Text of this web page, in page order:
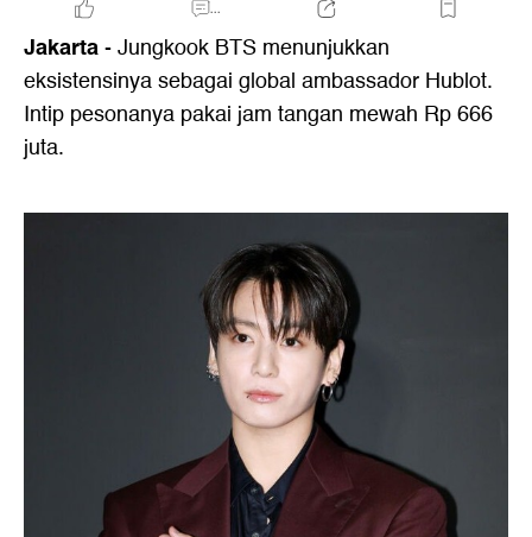
...
Jakarta- Jungkook BTS menunjukkan
eksistensinya sebagai global ambassador Hublot.
Intip pesonanya pakai jam tangan mewah Rp 666
juta.